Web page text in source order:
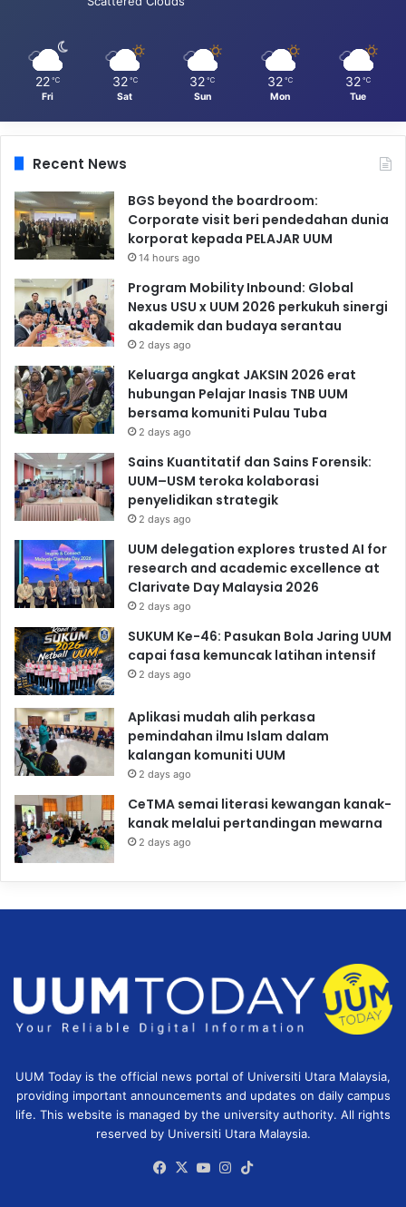
22 ℃
Fri
32 ℃
Sat
32 ℃
Sun
32 ℃
Mon
32 ℃
Tue
Recent News
BGS beyond the boardroom:
Corporate visit beri pendedahan dunia
korporat kepada PELAJAR UUM
14 hours ago
Program Mobility Inbound: Global
Nexus USU x UUM 2026 perkukuh sinergi
akademik dan budaya serantau
2 days ago
Keluarga angkat JAKSIN 2026 erat
hubungan Pelajar Inasis TNB UUM
bersama komuniti Pulau Tuba
2 days ago
Sains Kuantitatif dan Sains Forensik:
UUM–USM teroka kolaborasi
penyelidikan strategik
2 days ago
UUM delegation explores trusted AI for
research and academic excellence at
Clarivate Day Malaysia 2026
2 days ago
SUKUM Ke-46: Pasukan Bola Jaring UUM
capai fasa kemuncak latihan intensif
2 days ago
Aplikasi mudah alih perkasa
pemindahan ilmu Islam dalam
kalangan komuniti UUM
2 days ago
CeTMA semai literasi kewangan kanak-
kanak melalui pertandingan mewarna
2 days ago
UUM Today is the official news portal of Universiti Utara Malaysia,
providing important announcements and updates on daily campus
life. This website is managed by the university authority. All rights
reserved by Universiti Utara Malaysia.
Facebook
X YouTubeInstagram